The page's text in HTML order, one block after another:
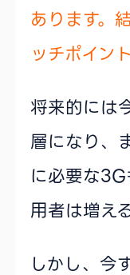
あります。
ッチポイン
将来的には
層になり、
に必要な
用者は増え
しかし、今